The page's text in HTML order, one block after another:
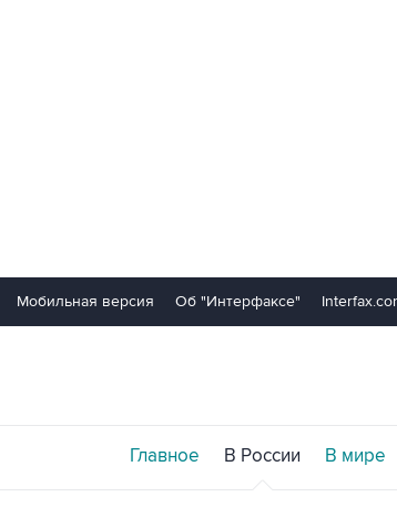
Мобильная версия Об "Интерфаксе"
Главное В России В мире